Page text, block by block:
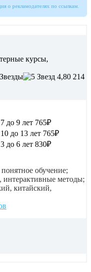
о рекламодателях по ссылкам.
курсы,
4,80 214
до 9 лет 765₽
до 13 лет 765₽
до 6 лет 830₽
обучение;
интерактивные методы;
китайский,